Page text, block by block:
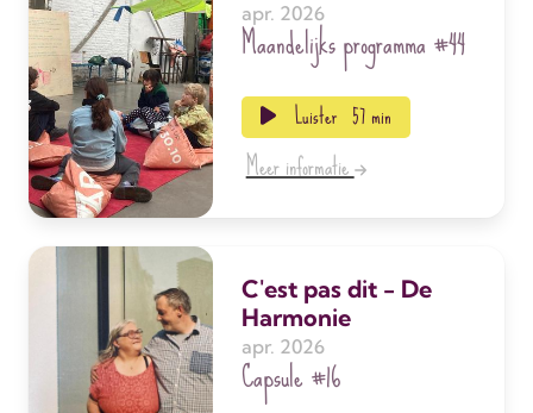
apr. 2026
Maandelijks programma#44
Luister 57 min
Meer informatie
C'est pas dit - De
Harmonie
apr. 2026
Capsule#16